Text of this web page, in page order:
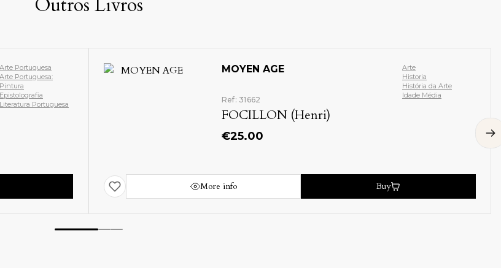
Outros Livros
Arte Francesa
Arte: Pintura
História da Arte
Romantismo
Século XIX
RELAÇAO DE OBRAS DE ARTE
Ref: 19490
MUSEU DO CARAMULO
€20.00
Antiguidades
Arte Portuguesa
Arte Portuguesa:
Cerâmica
More info Buy